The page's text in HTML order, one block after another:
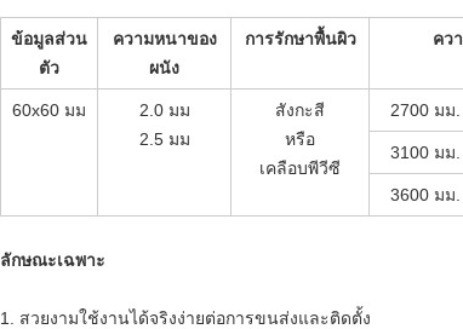
ข้อมูลส่วน
ตัว
ความหนาของ
ผนัง
การรักษาพื้นผิว คว
60x60 มม
2.0 มม
2.5 มม
สังกะสี
หรือ
เคลือบพีวีซี
2700 มม
3100 มม
3600 มม
ลักษณะเฉพาะ
1. สวยงามใช้งานได้จริงง่ายต่อการขนส่งและติดตั้ง